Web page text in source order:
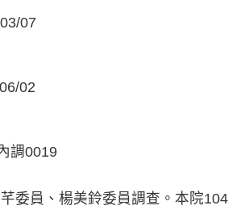
07
02
調0019
委員、楊美鈴委員調查。本院104